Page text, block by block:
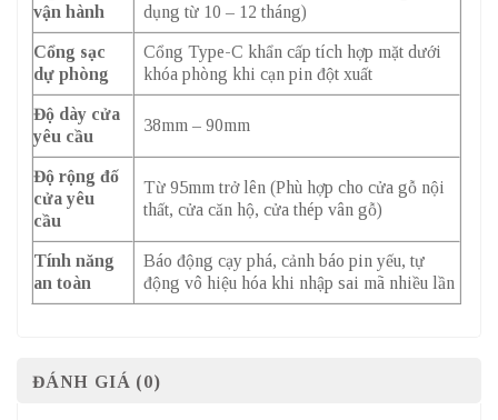
vận hành
dụng từ 10 – 12 tháng)
Cổng sạc
dự phòng
Cổng Type-C khẩn cấp tích hợp mặt dưới
khóa phòng khi cạn pin đột xuất
Độ dày cửa
yêu cầu
38mm – 90mm
Độ rộng đố
cửa yêu
cầu
Từ 95mm trở lên (Phù hợp cho cửa gỗ nội
thất, cửa căn hộ, cửa thép vân gỗ)
Tính năng
an toàn
Báo động cạy phá, cảnh báo pin yếu, tự
động vô hiệu hóa khi nhập sai mã nhiều lần
ĐÁNH GIÁ (0)